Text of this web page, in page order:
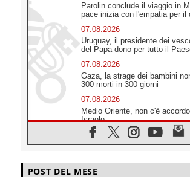
Parolin conclude il viaggio in
pace inizia con l'empatia per il
07.08.2026
Uruguay, il presidente dei
del Papa dono per tutto il
07.08.2026
Gaza, la strage dei bambini
300 morti in 300 giorni
07.08.2026
Medio Oriente, non c'è
Israele
06.08.2026
Il responsabile del "Go!
06.08.2026
POST DEL MESE